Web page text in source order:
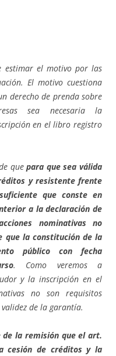
estimar el motivo por las
El motivo cuestiona
derecho de prenda sobre
sea necesaria la
en el libro registro
quepara que sea válida
y resistente frente
que conste en
a la declaración de
nominativas no
que la constitución de la
público con fecha
. Como veremos a
y la inscripción en el
no son requisitos
de la garantía.
de la remisión que el art.
cesión de créditos y la